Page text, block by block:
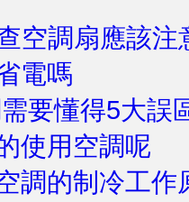
空調扇應該注
電嗎
要懂得5大誤
使用空調呢
調的制冷工作